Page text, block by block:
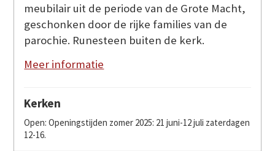
meubilair uit de periode van de Grote Macht,
geschonken door de rijke families van de
parochie. Runesteen buiten de kerk.
Meer informatie
Kerken
Open: Openingstijden zomer 2025: 21 juni-12 juli zaterdagen
12-16.